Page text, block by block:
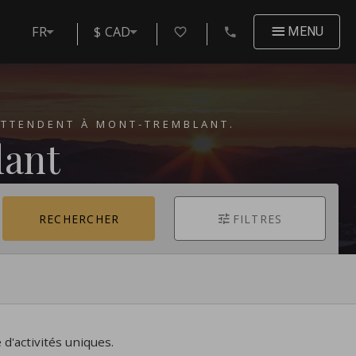
FR $ CAD MENU
À MONT-TREMBLANT.
RECHERCHER FILTRES
uniques.